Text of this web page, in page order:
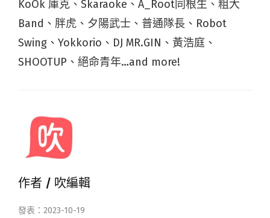
KoOk 庫克、Skaraoke、A_Root同根生、粗大
Band、胖虎、夕陽武士、普通隊長、Robot
Swing、Yokkorio、DJ MR.GIN、黃浩庭、
SHOOTUP、絕命青年…and more!
作者 / 吹編輯
發表：2023-10-19